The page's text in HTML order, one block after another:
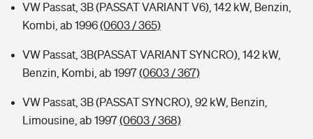
VW Passat, 3B (PASSAT VARIANT V6), 142 kW, Benzin,
Kombi, ab 1996(0603 / 365)
VW Passat, 3B(PASSAT VARIANT SYNCRO), 142 kW,
Benzin, Kombi, ab 1997(0603 / 367)
VW Passat, 3B (PASSAT SYNCRO), 92 kW, Benzin,
Limousine, ab 1997(0603 / 368)